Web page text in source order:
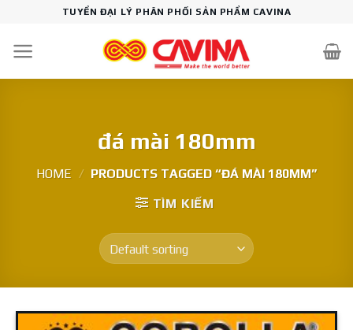
content
TUYỂN ĐẠI LÝ PHÂN PHỐI SẢN PHẨM CAVINA
đá mài 180mm
HOME / PRODUCTS TAGGED “ĐÁ MÀI 180MM”
TÌM KIẾM